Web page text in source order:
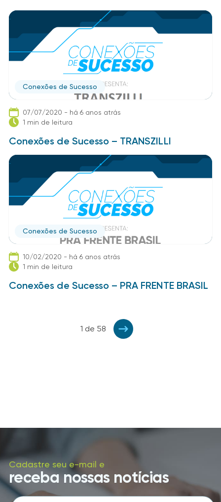
Conexões de Sucesso
07/07/2020 - há 6 anos atrás
1 min de leitura
Conexões de Sucesso – TRANSZILLI
Conexões de Sucesso
10/02/2020 - há 6 anos atrás
1 min de leitura
Conexões de Sucesso – PRA FRENTE BRASIL
1 de 58
Cadastre seu e-mail e
receba nossas notícias